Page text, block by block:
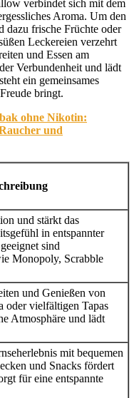
verbindet sich mit dem
Aroma. Um den
dazu frische Früchte oder
Leckereien verzehrt
und Essen am
Verbundenheit und lädt
ein gemeinsames
bringt.
ohne Nikotin:
und
und stärkt das
in entspannter
sind
Monopoly, Scrabble
und Genießen von
oder vielfältigen Tapas
Atmosphäre und lädt
mit bequemen
und Snacks fördert
für eine entspannte